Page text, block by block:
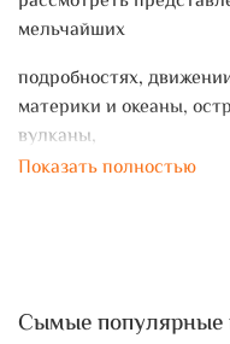
мельчайших
подробностях,
материки и океаны,
вулканы,
энциклопедию
Показать полностью
Сымые популярные